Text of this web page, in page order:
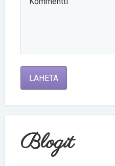
LÄHETÄ
Blogit